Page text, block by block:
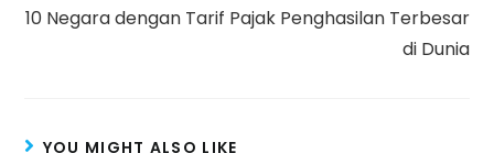
10 Negara dengan Tarif Pajak Penghasilan Terbesar
di Dunia
YOU MIGHT ALSO LIKE